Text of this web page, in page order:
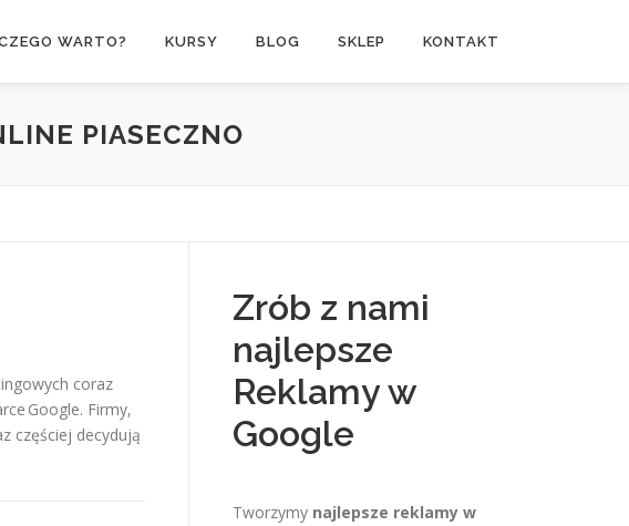
WARTO? KURSY BLOG SKLEP KONTAKT
PIASECZNO
coraz
Google. Firmy,
częściej decydują
Zrób z nami
najlepsze
Reklamy w
Google
Tworzymy najlepsze reklamy w